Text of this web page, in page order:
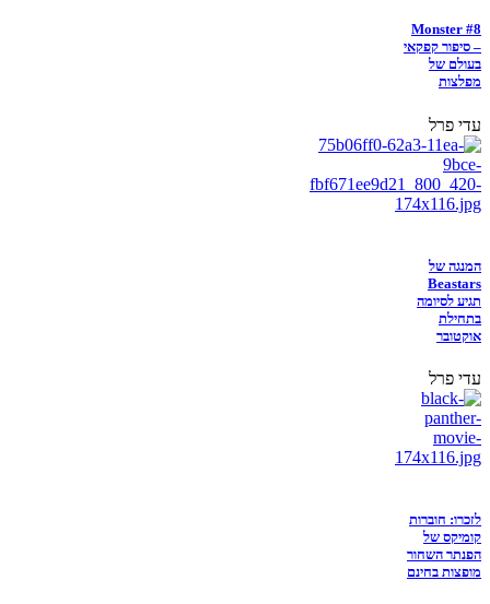
Monster #8
– סיפור קפקאי
בעולם של
מפלצות
עדי פרל
המנגה של
Beastars
תגיע לסיומה
בתחילת
אוקטובר
עדי פרל
לזכרו: חוברות
קומיקס של
הפנתר השחור
מופצות בחינם